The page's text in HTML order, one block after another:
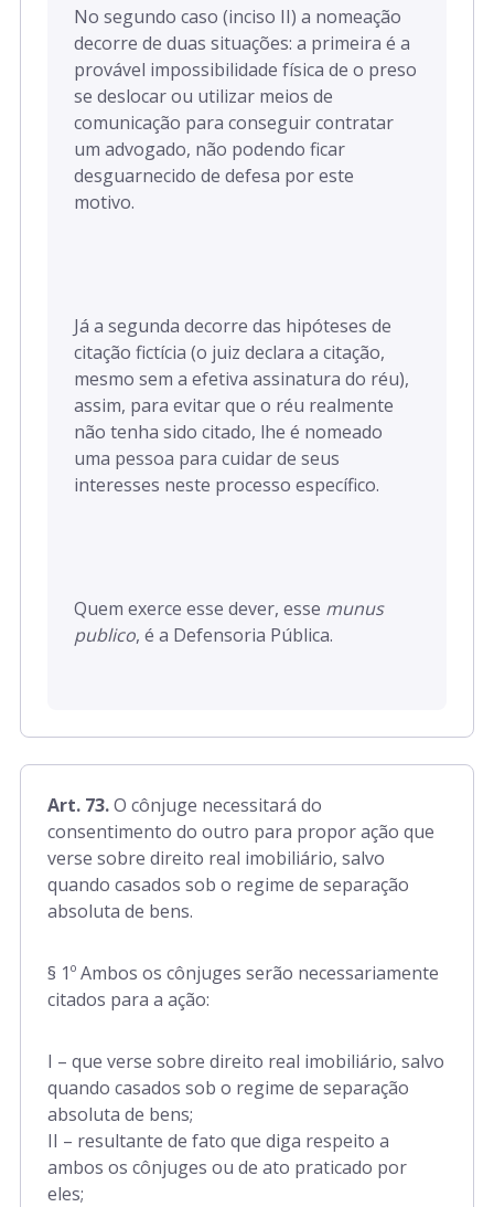
No segundo caso (inciso II) a nomeação
decorre de duas situações: a primeira é a
provável impossibilidade física de o preso
se deslocar ou utilizar meios de
comunicação para conseguir contratar
um advogado, não podendo ficar
desguarnecido de defesa por este
motivo.
Já a segunda decorre das hipóteses de
citação fictícia (o juiz declara a citação,
mesmo sem a efetiva assinatura do réu),
assim, para evitar que o réu realmente
não tenha sido citado, lhe é nomeado
uma pessoa para cuidar de seus
interesses neste processo específico.
Quem exerce esse dever, esse munus
publico, é a Defensoria Pública.
Art. 73.O cônjuge necessitará do
consentimento do outro para propor ação que
verse sobre direito real imobiliário, salvo
quando casados sob o regime de separação
absoluta de bens.
§ 1º Ambos os cônjuges serão necessariamente
citados para a ação:
I – que verse sobre direito real imobiliário, salvo
quando casados sob o regime de separação
absoluta de bens;
II – resultante de fato que diga respeito a
ambos os cônjuges ou de ato praticado por
eles;